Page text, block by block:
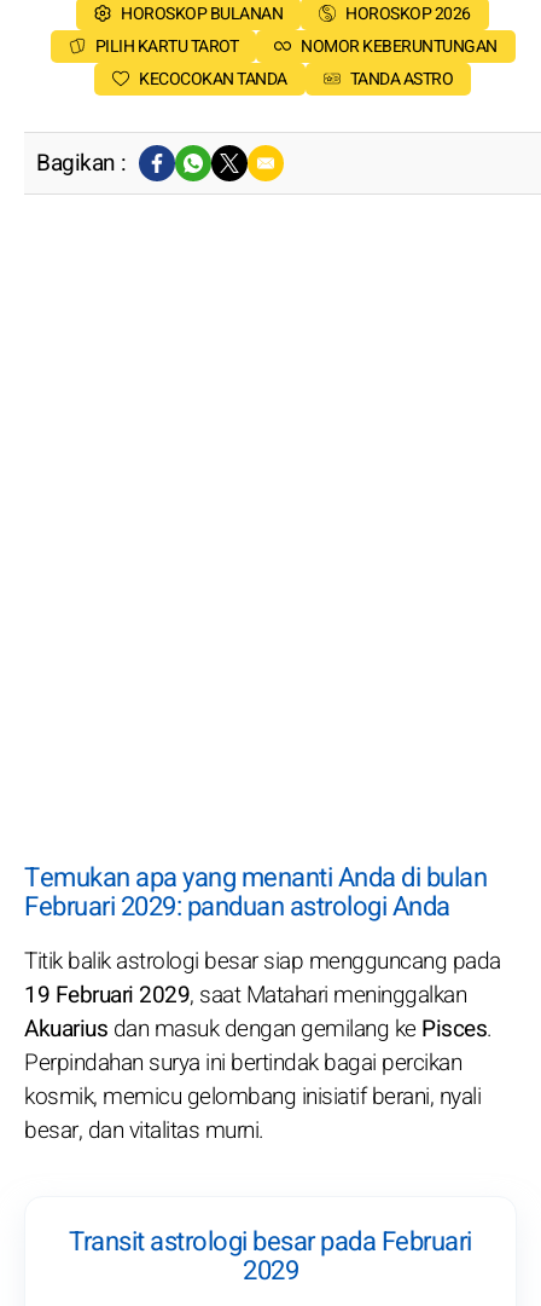
HOROSKOP BULANAN
HOROSKOP 2026
PILIH KARTU TAROT
NOMOR KEBERUNTUNGAN
KECOCOKAN TANDA
TANDA ASTRO
Bagikan :
Temukan apa yang menanti Anda di bulan
Februari 2029: panduan astrologi Anda
Titik balik astrologi besar siap mengguncang pada
19 Februari 2029, saat Matahari meninggalkan
Akuarius dan masuk dengan gemilang kePisces.
Perpindahan surya ini bertindak bagai percikan
kosmik, memicu gelombang inisiatif berani, nyali
besar, dan vitalitas murni.
Transit astrologi besar pada Februari
2029